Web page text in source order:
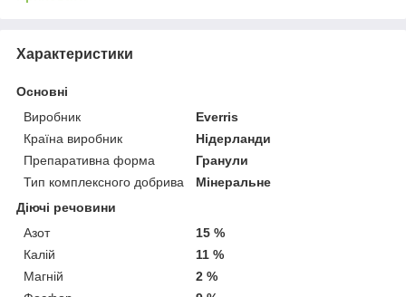
Характеристики
Основні
Виробник
Everris
Країна виробник
Нідерланди
Препаративна форма
Гранули
Тип комплексного добрива
Мінеральне
Діючі речовини
Азот
15 %
Калій
11 %
Магній
2 %